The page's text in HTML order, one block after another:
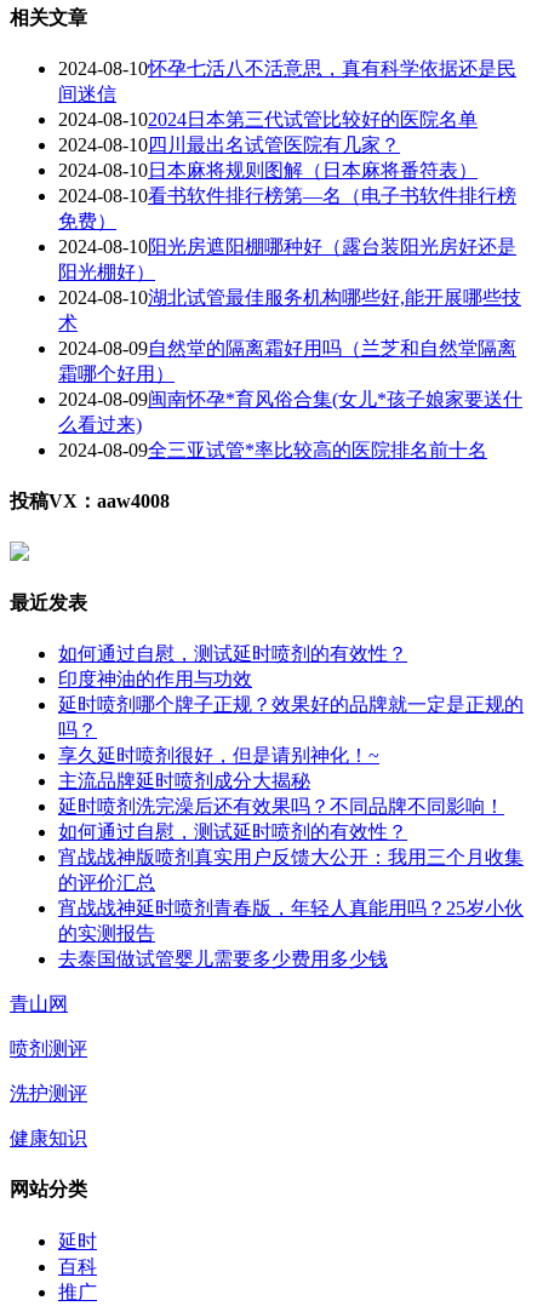
相关文章
2024-08-10怀孕七活八不活意思，真有科学依据还是民
间迷信
2024-08-102024日本第三代试管比较好的医院名单
2024-08-10四川最出名试管医院有几家？
2024-08-10日本麻将规则图解（日本麻将番符表）
2024-08-10看书软件排行榜第—名（电子书软件排行榜
免费）
2024-08-10阳光房遮阳棚哪种好（露台装阳光房好还是
阳光棚好）
2024-08-10湖北试管最佳服务机构哪些好,能开展哪些技
术
2024-08-09自然堂的隔离霜好用吗（兰芝和自然堂隔离
霜哪个好用）
2024-08-09闽南怀孕*育风俗合集(女儿*孩子娘家要送什
么看过来)
2024-08-09全三亚试管*率比较高的医院排名前十名
投稿VX：aaw4008
最近发表
如何通过自慰，测试延时喷剂的有效性？
印度神油的作用与功效
延时喷剂哪个牌子正规？效果好的品牌就一定是正规的
吗？
享久延时喷剂很好，但是请别神化！~
主流品牌延时喷剂成分大揭秘
延时喷剂洗完澡后还有效果吗？不同品牌不同影响！
如何通过自慰，测试延时喷剂的有效性？
宵战战神版喷剂真实用户反馈大公开：我用三个月收集
的评价汇总
宵战战神延时喷剂青春版，年轻人真能用吗？25岁小伙
的实测报告
去泰国做试管婴儿需要多少费用多少钱
青山网
喷剂测评
洗护测评
健康知识
网站分类
延时
百科
推广